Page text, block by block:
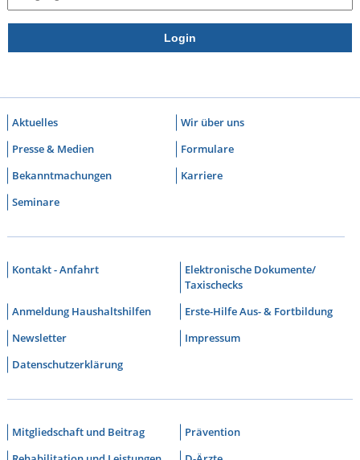
Aktuelles
Wir über uns
Presse & Medien
Formulare
Bekanntmachungen
Karriere
Seminare
Kontakt - Anfahrt
Elektronische Dokumente/
Taxischecks
Anmeldung Haushaltshilfen
Erste-Hilfe Aus- & Fortbildung
Newsletter
Impressum
Datenschutzerklärung
Mitgliedschaft und Beitrag
Prävention